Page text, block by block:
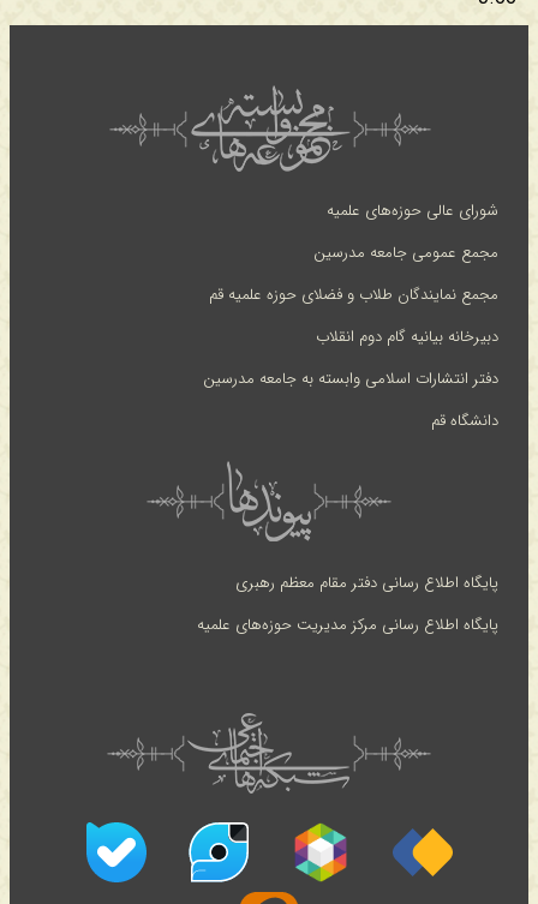
شورای عالی حوزه‌های علمیه
مجمع عمومی جامعه مدرسین
مجمع نمایندگان طلاب و فضلای حوزه علمیه قم
دبیرخانه بیانیه گام دوم انقلاب
دفتر انتشارات اسلامی وابسته به جامعه مدرسین
دانشگاه قم
پایگاه اطلاع رسانی دفتر مقام معظم رهبری
پایگاه اطلاع رسانی مرکز مدیریت حوزه‌های علمیه